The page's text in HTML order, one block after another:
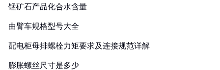
锰矿石产品化合水含量
曲臂车规格型号大全
配电柜母排螺栓力矩要求及连接规范详解
膨胀螺丝尺寸是多少